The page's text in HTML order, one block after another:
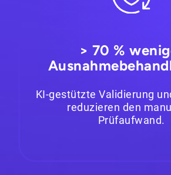
> 70 %
KI-gestützte Validierung
reduzieren den
Prüfaufwand.